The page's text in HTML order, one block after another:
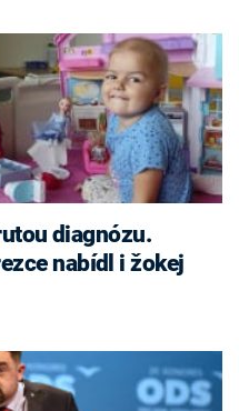
diagnózu.
nabídl i žokej